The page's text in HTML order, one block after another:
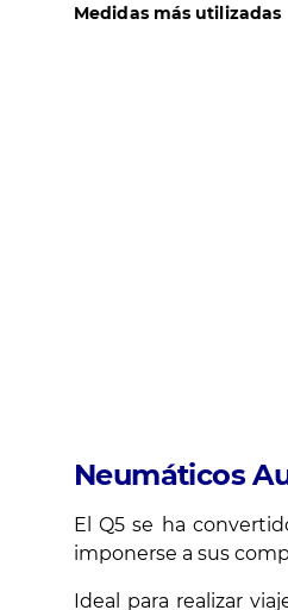
Medidas más utilizadas
Neumáticos
El Q5 se ha
imponerse a sus
Ideal para realizar